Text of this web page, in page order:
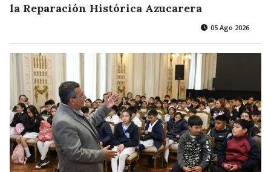
la Reparación Histórica Azucarera
05 Ago 2026